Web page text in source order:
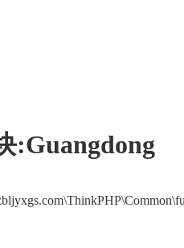
:Guangdong